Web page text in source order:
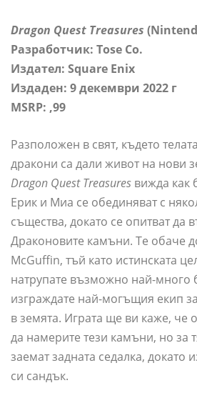
Dragon Quest Treasures
Разработчик: Tose Co.
Издател: Square Enix
Издаден: 9 декември 2022 г
MSRP: ,99
Разположен в свят, където
дракони са дали живот на нови
Dragon Quest Treasures вижда как
Ерик и Миа се обединяват с
същества, докато се опитват да
Драконовите камъни. Те обаче
McGuffin, тъй като истинската
натрупате възможно най-много
изграждате най-могъщия екип
в земята. Играта ще ви каже, че
да намерите тези камъни, но за
заемат задната седалка, докато
си сандък.